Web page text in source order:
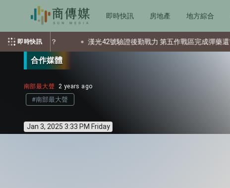
即時快訊 房地產 地方綜合
即時快訊
資？ 漢光42號驗證後勤戰力 第五作戰區完成彈藥還屯整備
合作媒體
南部最大聲 2 years ago
#南部最大聲
Jan 3, 2025 3:33 PM Friday